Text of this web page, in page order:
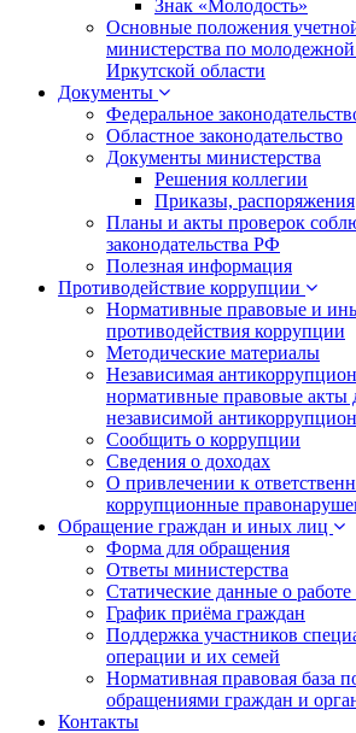
Знак «Молодость»
Основные положения
министерства по
Иркутской области
Документы
Федеральное
Областное законодательство
Документы министерства
Решения коллегии
Приказы, распоряжения
Планы и акты проверок
законодательства РФ
Полезная информация
Противодействие коррупции
Нормативные правовые и
противодействия коррупции
Методические материалы
Независимая
нормативные правовые акты
независимой
Сообщить о коррупции
Сведения о доходах
О привлечении к
коррупционные
Обращение граждан и иных лиц
Форма для обращения
Ответы министерства
Статические данные о
График приёма граждан
Поддержка участников
операции и их семей
Нормативная правовая база
обращениями граждан и
Контакты